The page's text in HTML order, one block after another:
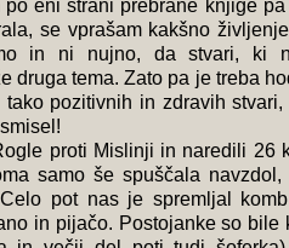
eni strani prebrane knjige
se vprašam kakšno
in ni nujno, da stvari, ki
druga tema. Zato pa je treba
pozitivnih in zdravih stvari,
proti Mislinji in naredili 26
samo še spuščala navzdol,
pot nas je spremljal
in pijačo. Postojanke so bile